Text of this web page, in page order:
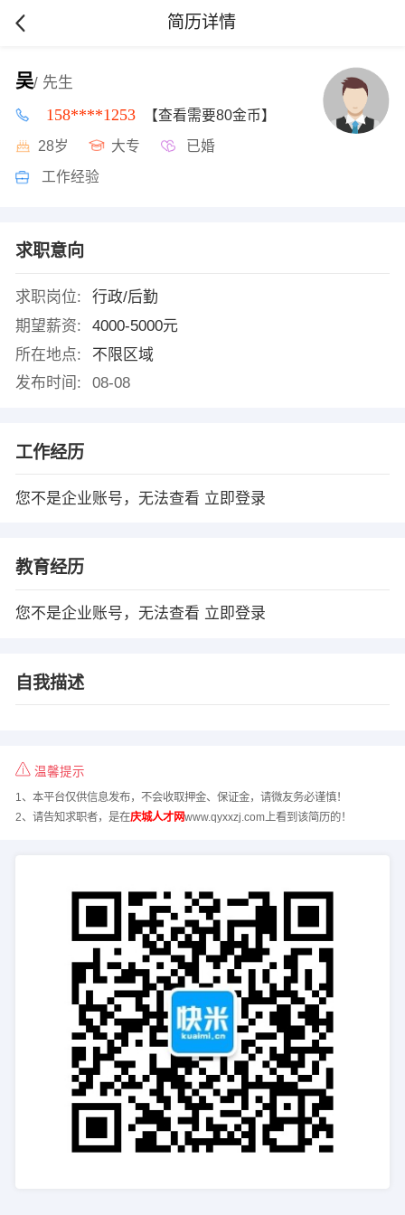
简历详情
吴/ 先生
158****1253 【查看需要80金币】
28岁 大专 已婚
工作经验
求职意向
求职岗位:
行政/后勤
期望薪资:
4000-5000元
所在地点:
不限区域
发布时间:
08-08
工作经历
您不是企业账号，无法查看 立即登录
教育经历
您不是企业账号，无法查看 立即登录
自我描述
温馨提示
1、本平台仅供信息发布，不会收取押金、保证金，请微友务必谨慎！
2、请告知求职者，是在庆城人才网www.qyxxzj.com上看到该简历的！